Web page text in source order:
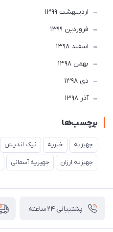
ارديبهشت 1399
فروردین 1399
اسفند 1398
بهمن 1398
دی 1398
آذر 1398
برچسب‌ها
جهیزیه خیریه نیک اندیش
جهیزیه ارزان جهیزیه آسمانی
پشتیبانی ۲۴ ساعته